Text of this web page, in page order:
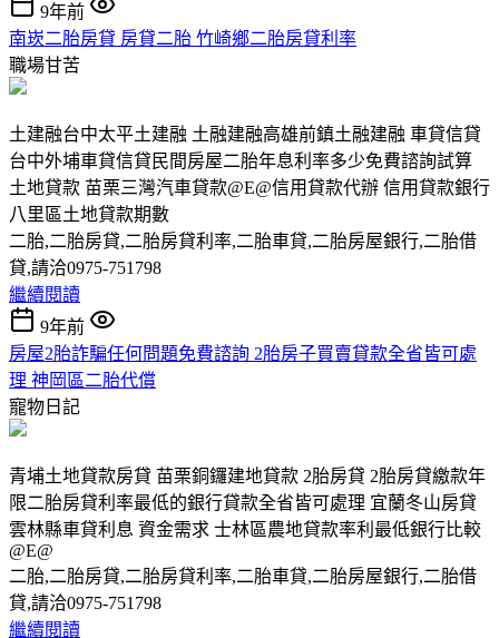
9年前
南崁二胎房貸 房貸二胎 竹崎鄉二胎房貸利率
職場甘苦
土建融台中太平土建融 土融建融高雄前鎮土融建融 車貸信貸
台中外埔車貸信貸民間房屋二胎年息利率多少免費諮詢試算
土地貸款 苗栗三灣汽車貸款@E@信用貸款代辦 信用貸款銀行
八里區土地貸款期數
二胎,二胎房貸,二胎房貸利率,二胎車貸,二胎房屋銀行,二胎借
貸,請洽0975-751798
繼續閱讀
9年前
房屋2胎詐騙任何問題免費諮詢 2胎房子買賣貸款全省皆可處
理 神岡區二胎代償
寵物日記
青埔土地貸款房貸 苗栗銅鑼建地貸款 2胎房貸 2胎房貸繳款年
限二胎房貸利率最低的銀行貸款全省皆可處理 宜蘭冬山房貸
雲林縣車貸利息 資金需求 士林區農地貸款率利最低銀行比較
@E@
二胎,二胎房貸,二胎房貸利率,二胎車貸,二胎房屋銀行,二胎借
貸,請洽0975-751798
繼續閱讀